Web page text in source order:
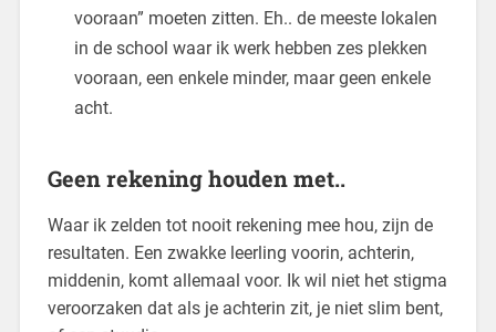
vooraan” moeten zitten. Eh.. de meeste lokalen
in de school waar ik werk hebben zes plekken
vooraan, een enkele minder, maar geen enkele
acht.
Geen rekening houden met..
Waar ik zelden tot nooit rekening mee hou, zijn de
resultaten. Een zwakke leerling voorin, achterin,
middenin, komt allemaal voor. Ik wil niet het stigma
veroorzaken dat als je achterin zit, je niet slim bent,